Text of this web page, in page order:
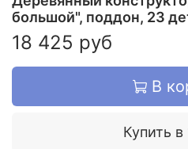
большой", поддон, 23
18 425 руб
В
Купить в